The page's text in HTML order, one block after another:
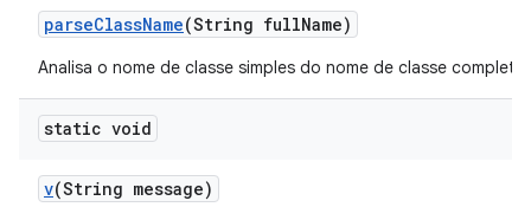
parseClassName(String fullName)
Analisa o nome de classe simples do nome de classe completo.
static void
v(String message)